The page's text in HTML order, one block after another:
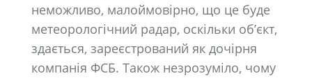
неможливо, малоймовірно, що це буде
метеорологічний радар, оскільки об’єкт,
здається, зареєстрований як дочірня
компанія ФСБ. Також незрозуміло, чому